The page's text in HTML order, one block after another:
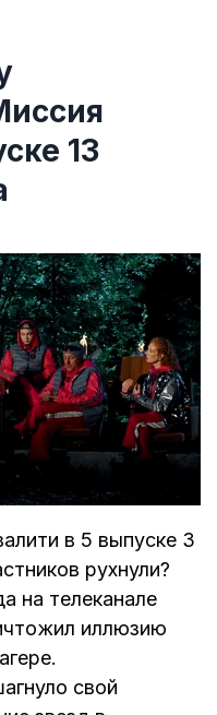
13
в 5 выпуске 3
рухнули?
на телеканале
иллюзию
свой